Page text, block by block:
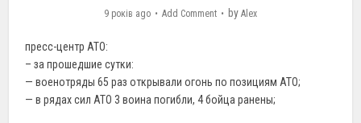
9 років ago Add Comment by Alex
пресс-центр АТО:
– за прошедшие сутки:
— военотряды 65 раз открывали огонь по позициям АТО;
— в рядах сил АТО 3 воина погибли, 4 бойца ранены;